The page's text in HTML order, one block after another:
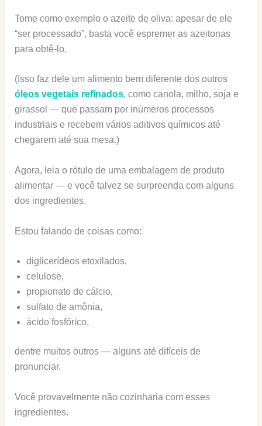
Tome como exemplo o azeite de oliva: apesar de ele
“ser processado”, basta você espremer as azeitonas
para obtê-lo.
(Isso faz dele um alimento bem diferente dos outros
óleos vegetais refinados, como canola, milho, soja e
girassol — que passam por inúmeros processos
industriais e recebem vários aditivos químicos até
chegarem até sua mesa.)
Agora, leia o rótulo de uma embalagem de produto
alimentar — e você talvez se surpreenda com alguns
dos ingredientes.
Estou falando de coisas como:
diglicerídeos etoxilados,
celulose,
propionato de cálcio,
sulfato de amônia,
ácido fosfórico,
dentre muitos outros — alguns até difíceis de
pronunciar.
Você provavelmente não cozinharia com esses
ingredientes.